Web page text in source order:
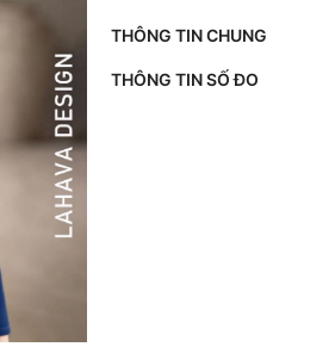
THÔNG TIN CHUNG
THÔNG TIN SỐ ĐO